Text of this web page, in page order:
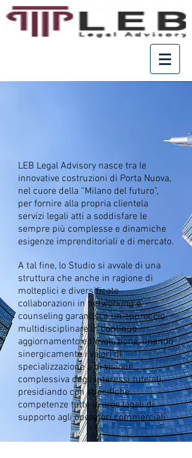
LEB Legal Advisory nasce tra le
innovative costruzioni di Porta Nuova,
nel cuore della “Milano del futuro”,
per fornire alla propria clientela
servizi legali atti a soddisfare le
sempre più complesse e dinamiche
esigenze imprenditoriali e di mercato.
A tal fine, lo Studio si avvale di una
struttura che anche in ragione di
molteplici e diversificate
collaborazioni in networking e
counseling garantisce un approccio
multidisciplinare in continuo
aggiornamento ed evoluzione, unendo
sinergicamente i valori di
specializzazione e di visione
complessiva degli interessi tutelati,
presidiando con specifiche
competenze tutte le aree legali di
supporto agli operatori commerciali.